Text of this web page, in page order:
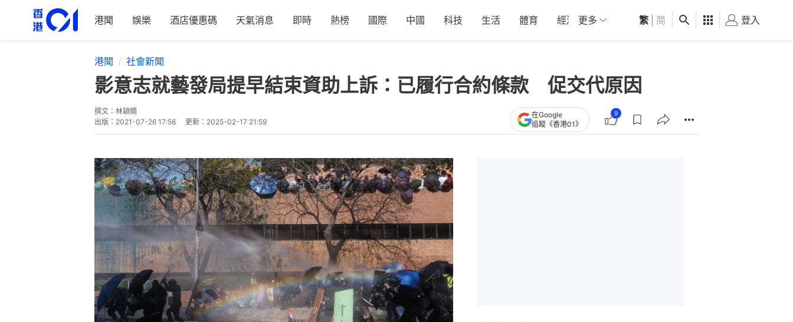
港聞 娛樂 酒店優惠碼 天氣消息 即時 熱榜 國際 中國 科技 生活 體育 經濟 01深圳 觀點 健康 好食玩飛
更多 繁 简 登入
港聞 社會新聞
影意志就藝發局提早結束資助上訴：已履行合約條款 促交代原因
撰文： 林穎嫺
出版： 2021-07-26 17:56 更新： 2025-02-17 21:59
在Google
追蹤《香港01》
9